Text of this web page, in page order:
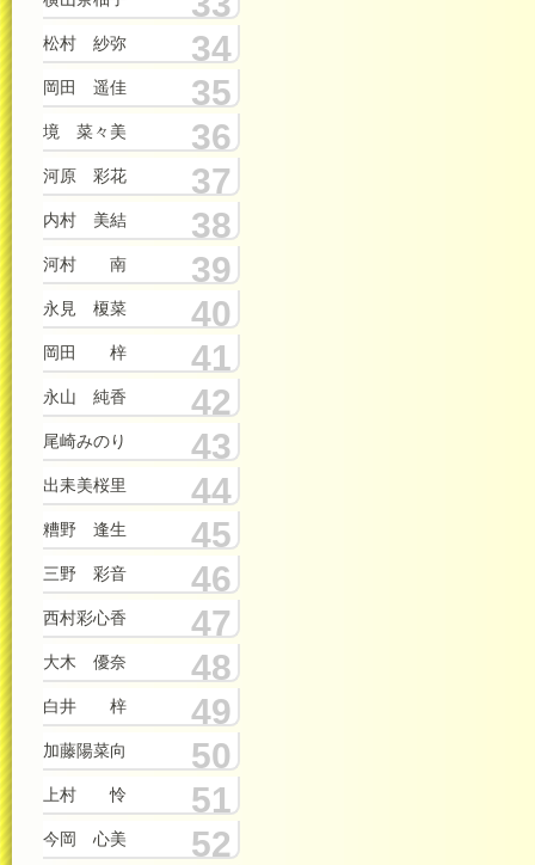
松村 紗弥 34
岡田 遥佳 35
境 菜々美 36
河原 彩花 37
内村 美結 38
河村 南 39
永見 榎菜 40
岡田 梓 41
永山 純香 42
尾崎みのり 43
出耒美桜里 44
糟野 逢生 45
三野 彩音 46
西村彩心香 47
大木 優奈 48
白井 梓 49
加藤陽菜向 50
上村 怜 51
今岡 心美 52